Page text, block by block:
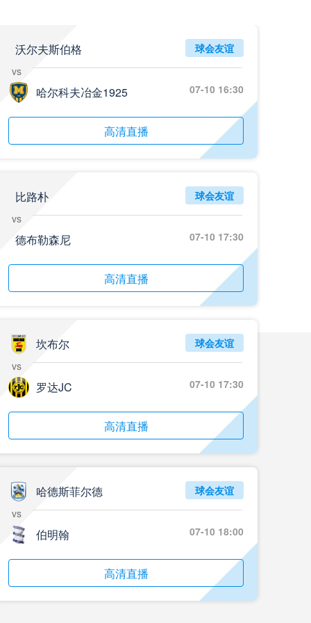
沃尔夫斯伯格
vs
哈尔科夫冶金1925
球会友谊
07-10 16:30
高清直播
比路朴
vs
德布勒森尼
球会友谊
07-10 17:30
高清直播
坎布尔
vs
罗达JC
球会友谊
07-10 17:30
高清直播
哈德斯菲尔德
vs
伯明翰
球会友谊
07-10 18:00
高清直播